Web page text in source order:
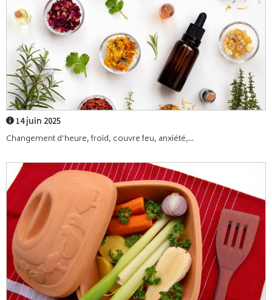
14 juin 2025
Changement d’heure, froid, couvre feu, anxiété,...